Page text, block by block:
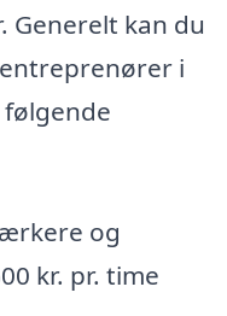
Generelt kan du
i
og
kr. pr. time